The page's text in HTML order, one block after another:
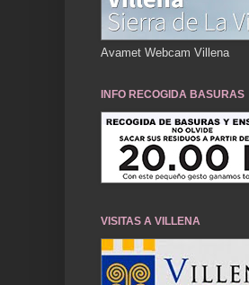
Avamet Webcam Villena
INFO RECOGIDA BASURAS
VISITAS A VILLENA